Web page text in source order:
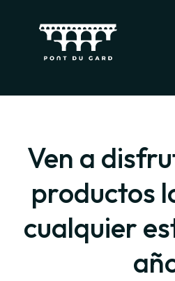
Ven a
productos
cualquier